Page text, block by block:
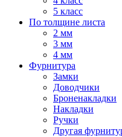
5 класс
По толщине листа
2 мм
3 мм
4 мм
Фурнитура
Замки
Доводчики
Броненакладки
Накладки
Ручки
Другая